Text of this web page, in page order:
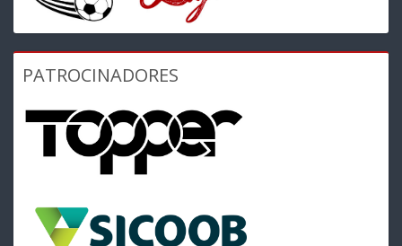
PATROCINADORES